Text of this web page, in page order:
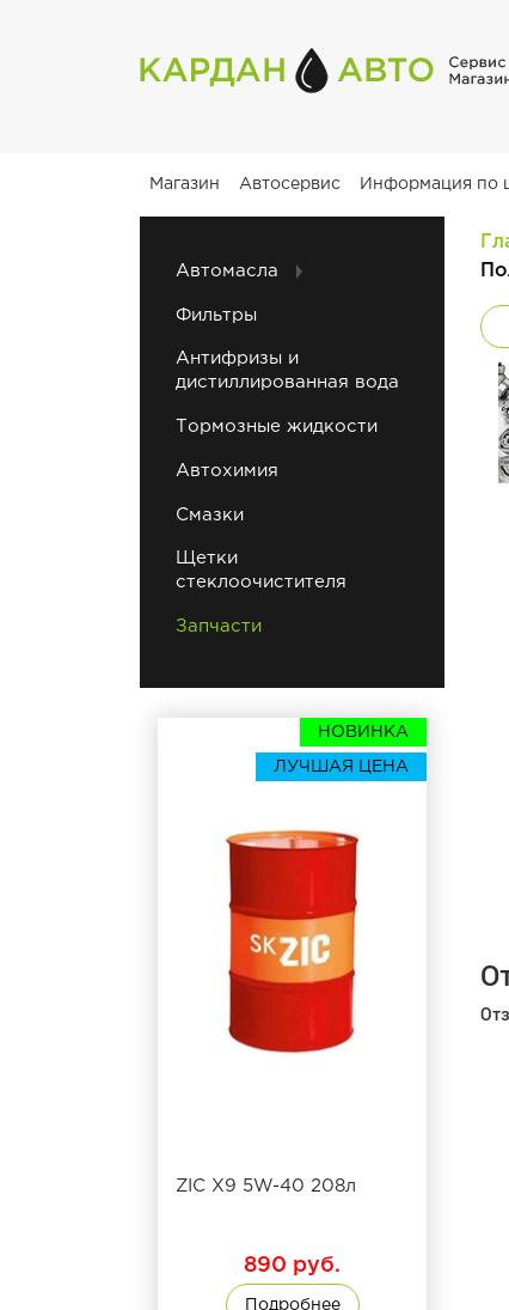
Магазин Автосервис Информация по
Автомасла
Фильтры
Антифризы и
дистиллированная вода
Тормозные жидкости
Автохимия
Смазки
Щетки
стеклоочистителя
Запчасти
НОВИНКА
ЛУЧШАЯ ЦЕНА
ZIC X9 5W-40 208л
890 руб.
Подробнее